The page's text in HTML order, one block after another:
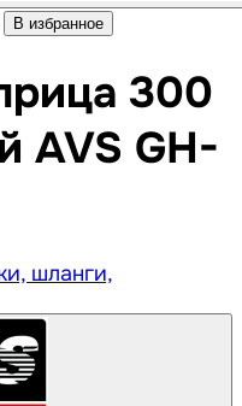
В избранное
300
AVS GH-
шланги,